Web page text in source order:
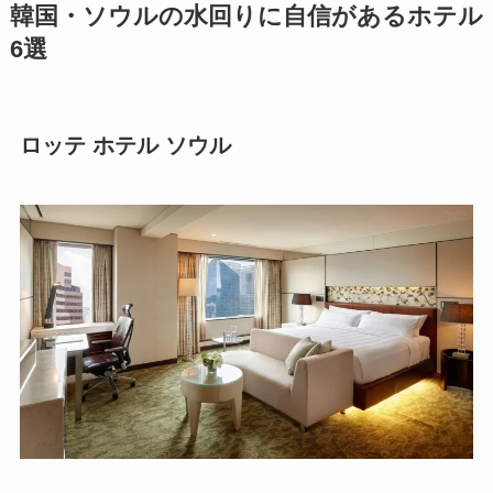
韓国・ソウルの水回りに自信があるホテル
6選
ロッテ ホテル ソウル